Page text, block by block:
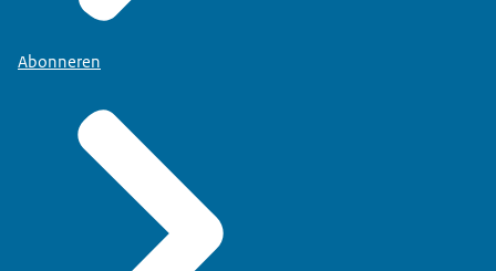
Abonneren